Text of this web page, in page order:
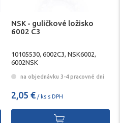
NSK - guličkové ložisko
6002 C3
10105530, 6002C3, NSK6002,
6002NSK
na objednávku 3-4 pracovné dni
2,05 € / ks s DPH